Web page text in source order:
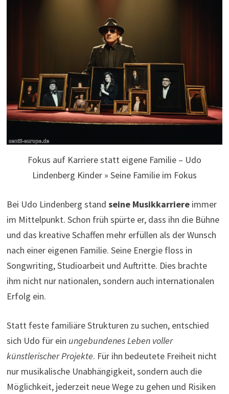
Fokus auf Karriere statt eigene Familie – Udo
Lindenberg Kinder » Seine Familie im Fokus
Bei Udo Lindenberg stand seine Musikkarriereimmer
im Mittelpunkt. Schon früh spürte er, dass ihn die Bühne
und das kreative Schaffen mehr erfüllen als der Wunsch
nach einer eigenen Familie. Seine Energie floss in
Songwriting, Studioarbeit und Auftritte. Dies brachte
ihm nicht nur nationalen, sondern auch internationalen
Erfolg ein.
Statt feste familiäre Strukturen zu suchen, entschied
sich Udo für ein ungebundenes Leben voller
künstlerischer Projekte. Für ihn bedeutete Freiheit nicht
nur musikalische Unabhängigkeit, sondern auch die
Möglichkeit, jederzeit neue Wege zu gehen und Risiken